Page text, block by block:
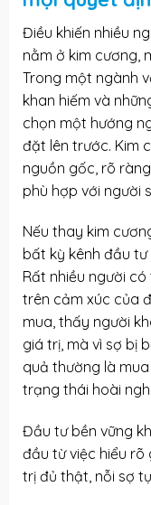
Điều khiến nhiều
nằm ở kim cương,
Trong một ngành
khan hiếm và
chọn một hướng
đặt lên trước. Kim
nguồn gốc, rõ
phù hợp với người
Nếu thay kim
bất kỳ kênh đầu
Rất nhiều người
trên cảm xúc của
mua, thấy người
giá trị, mà vì sợ bị
quả thường là
trạng thái hoài
Đầu tư bền vững
đầu từ việc hiểu rõ
trị đủ thật, nỗi sợ